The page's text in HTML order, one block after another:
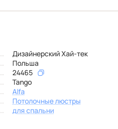
Дизайнерский Хай-тек
Польша
24465
Tango
Alfa
Потолочные люстры
для спальни